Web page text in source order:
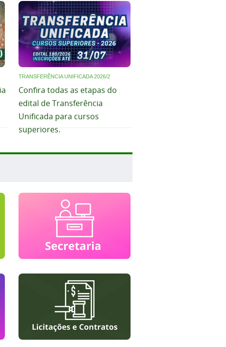
TRANSFERÊNCIA UNIFICADA 2026/2
Confira todas as etapas do
edital de Transferência
Unificada para cursos
superiores.